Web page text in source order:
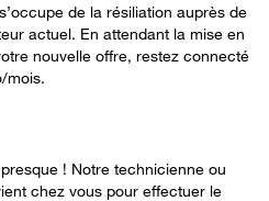
de la résiliation auprès de
actuel. En attendant la mise en
nouvelle offre, restez connecté
mois.
! Notre technicienne ou
chez vous pour effectuer le